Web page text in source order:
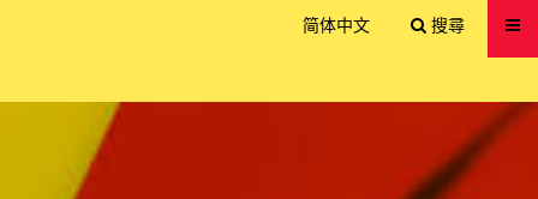
简体中文 搜尋